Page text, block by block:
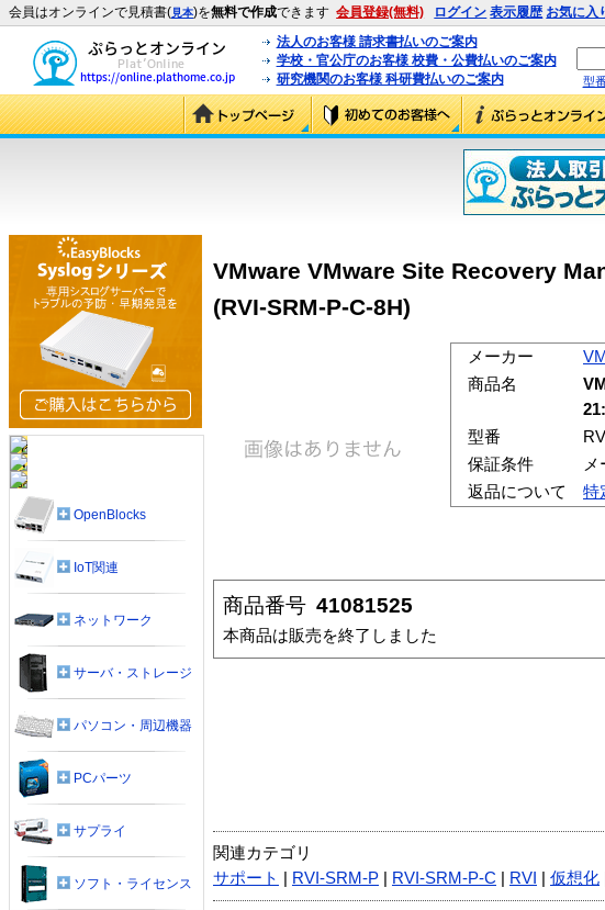
会員はオンラインで見積書(見本)を無料で作成できます 会員登録(無料) ログイン 表示履歴 お気に入
法人のお客様 請求書払いのご案内
学校・官公庁のお客様 校費・公費払いのご案内
研究機関のお客様 科研費払いのご案内
型
VMware VMware Site Recovery
(RVI-SRM-P-C-8H)
メーカー
商品名
型番
保証条件
返品について
特
商品番号 41081525
本商品は販売を終了しました
関連カテゴリ
サポート
RVI-SRM-P RVI-SRM-P-C RVI 仮想化
OpenBlocks
IoT関連
ネットワーク
サーバ・ストレージ
パソコン・周辺機器
PCパーツ
サプライ
ソフト・ライセンス